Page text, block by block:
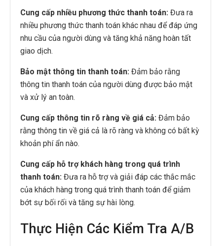
Cung cấp nhiều phương thức thanh toán: Đưa ra
nhiều phương thức thanh toán khác nhau để đáp ứng
nhu cầu của người dùng và tăng khả năng hoàn tất
giao dịch.
Bảo mật thông tin thanh toán: Đảm bảo rằng
thông tin thanh toán của người dùng được bảo mật
và xử lý an toàn.
Cung cấp thông tin rõ ràng về giá cả: Đảm bảo
rằng thông tin về giá cả là rõ ràng và không có bất kỳ
khoản phí ẩn nào.
Cung cấp hỗ trợ khách hàng trong quá trình
thanh toán: Đưa ra hỗ trợ và giải đáp các thắc mắc
của khách hàng trong quá trình thanh toán để giảm
bớt sự bối rối và tăng sự hài lòng.
Thực Hiện Các Kiểm Tra A/B